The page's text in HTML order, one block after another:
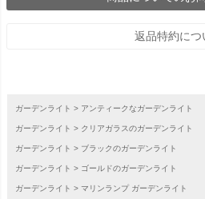
返品特約につ
ガーデンライト アンティークなガーデンライト
ガーデンライト クリアガラスのガーデンライト
ガーデンライト ブラックのガーデンライト
ガーデンライト ゴールドのガーデンライト
ガーデンライト マリンランプ ガーデンライト